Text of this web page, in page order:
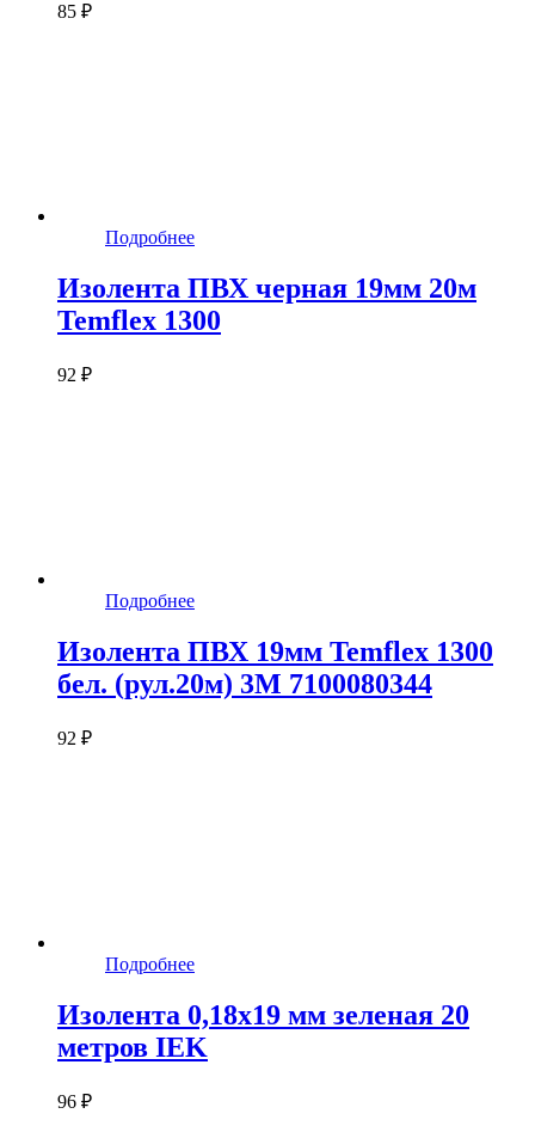
85 ₽
Подробнее
Изолента ПВХ черная 19мм 20м
Temflex 1300
92 ₽
Подробнее
Изолента ПВХ 19мм Temflex 1300
бел. (рул.20м) 3М 7100080344
92 ₽
Подробнее
Изолента 0,18х19 мм зеленая 20
метров IEK
96 ₽